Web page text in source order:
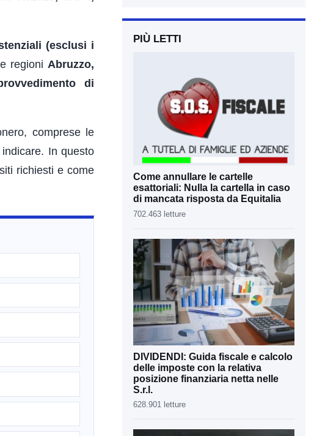
(esclusi i
regioni Abruzzo,
di
comprese le
In questo
richiesti e come
PIÙ LETTI
Come annullare le cartelle
esattoriali: Nulla la cartella in caso
di mancata risposta da Equitalia
702.463 letture
DIVIDENDI: Guida fiscale e calcolo
delle imposte con la relativa
posizione finanziaria netta nelle
S.r.l.
628.901 letture